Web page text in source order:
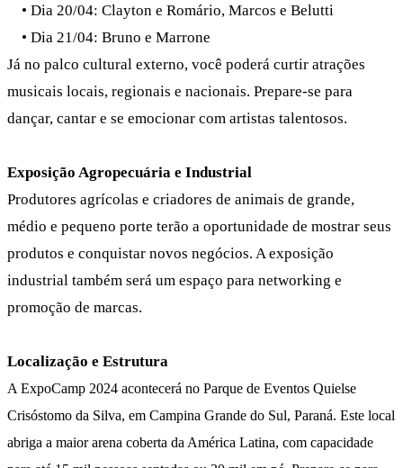
• Dia 20/04: Clayton e Romário, Marcos e Belutti
• Dia 21/04: Bruno e Marrone
Já no palco cultural externo, você poderá curtir atrações
musicais locais, regionais e nacionais. Prepare-se para
dançar, cantar e se emocionar com artistas talentosos.
Exposição Agropecuária e Industrial
Produtores agrícolas e criadores de animais de grande,
médio e pequeno porte terão a oportunidade de mostrar seus
produtos e conquistar novos negócios. A exposição
industrial também será um espaço para networking e
promoção de marcas.
Localização e Estrutura
A ExpoCamp 2024 acontecerá no Parque de Eventos Quielse
Crisóstomo da Silva, em Campina Grande do Sul, Paraná. Este local
abriga a maior arena coberta da América Latina, com capacidade